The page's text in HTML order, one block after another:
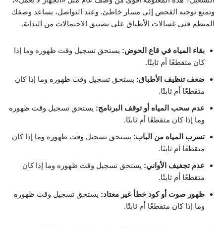
وتمنع توجيه الفحص إلى مسار خاطئ. وعند التواصل، يساعد وصفك
المنظم فني غسالات الأطباق على تضييق الاحتمالات من البداية.
بقاء المياه في قاع الحوض: يستحق تسجيل وقت ظهوره وما إذا
كان متقطعًا أم ثابتًا.
ضعف تنظيف الأطباق: يستحق تسجيل وقت ظهوره وما إذا كان
متقطعًا أم ثابتًا.
عدم سحب المياه أو توقف البرنامج: يستحق تسجيل وقت ظهوره
وما إذا كان متقطعًا أم ثابتًا.
تسرب المياه من الباب: يستحق تسجيل وقت ظهوره وما إذا كان
متقطعًا أم ثابتًا.
عدم تجفيف الأواني: يستحق تسجيل وقت ظهوره وما إذا كان
متقطعًا أم ثابتًا.
ظهور صوت أو كود خطأ غير معتاد: يستحق تسجيل وقت ظهوره
وما إذا كان متقطعًا أم ثابتًا.